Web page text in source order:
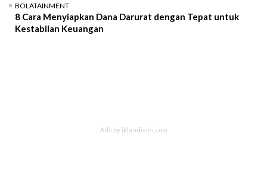
BOLATAINMENT
8 Cara Menyiapkan Dana Darurat dengan Tepat untuk
Kestabilan Keuangan